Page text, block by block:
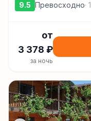
9.5 Превосходно·
от
3 378 ₽
за ночь